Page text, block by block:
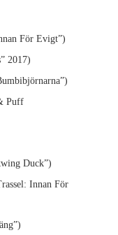
För Evigt”)
2017)
Puff
Duck”)
Innan För